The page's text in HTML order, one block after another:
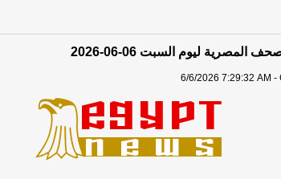
المصرية ليوم السبت 06-06-2026
6/6/2026 7:29:32 AM -